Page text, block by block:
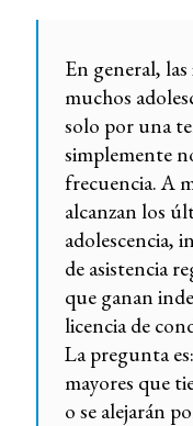
En general,
muchos
solo por una
simplemente
frecuencia. A
alcanzan los
adolescencia,
de asistencia
que ganan
licencia de
La pregunta
mayores que
o se alejarán